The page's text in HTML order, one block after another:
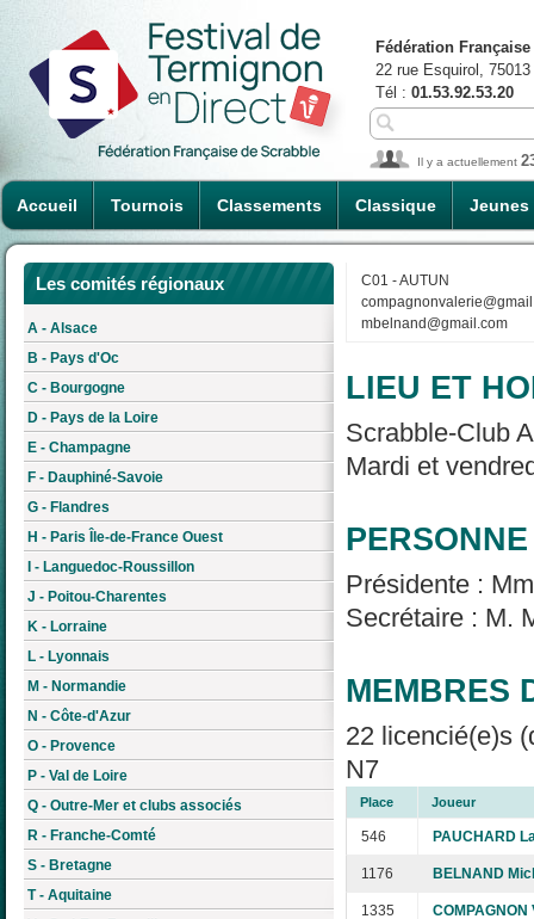
Accueil Tournois Classements Classique Jeunes
Fédération
22 rue Esquirol,
Tél : 01.53.92.53.20
Il y a actuellement
Les comités régionaux
A - Alsace
B - Pays d'Oc
C - Bourgogne
D - Pays de la Loire
E - Champagne
F - Dauphiné-Savoie
G - Flandres
H - Paris Île-de-France Ouest
I - Languedoc-Roussillon
J - Poitou-Charentes
K - Lorraine
L - Lyonnais
M - Normandie
N - Côte-d'Azur
O - Provence
P - Val de Loire
Q - Outre-Mer et clubs associés
R - Franche-Comté
S - Bretagne
T - Aquitaine
C01 - AUTUN
mbelnand@gmail.com
LIEU ET
Scrabble-Club
Mardi et
Présidente :
Secrétaire : M.
MEMBRES
22 licencié(e)s
N7
Place Joueur
546 PAUCHARD
1176 BELNAND
1335 COMPAGNON